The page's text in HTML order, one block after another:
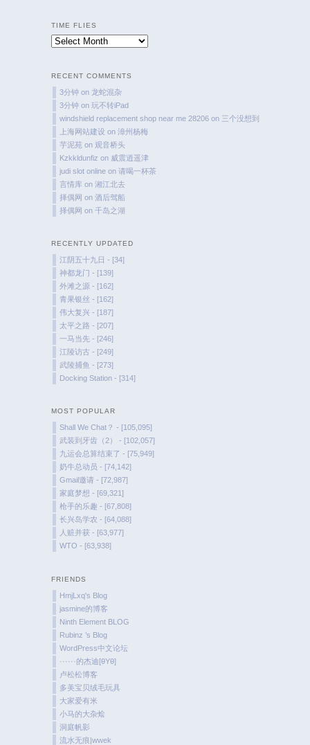
TIME FLIES
Time
RECENT COMMENTS
3分钟 on 龙蛇混杂
3分钟 on玩不转iPad
windshield replacement shop near me 28206 on 三个没想到
上海网站建设 on漳州杨梅
芋泥苑 on 观音桥头
Kzkkldunfiz on 威震逍遥津
judi slot online on请喝一杯茶
言情库 on湘江北去
择偶网 on酒后驾船
择偶网 on千岛之湖
RECENTLY UPDATED
江阴五十九日 - [34]
神都龙门 - [139]
外滩之源 - [162]
青果银丝 - [162]
伟大复兴 - [187]
太平之路 - [207]
一马当先 - [246]
江陵访古 - [249]
武陵捕鱼 - [273]
Docking Station - [314]
MOST POPULAR
Shall We Chat？ - [105,095]
武装到牙齿（2） - [102,057]
九运会总算结束了 - [75,949]
奶牛总动员 - [74,142]
Gmail邀请 - [72,987]
家庭梦想 - [69,321]
枪手的乐趣 - [67,808]
长兴岛学农 - [64,088]
人赃并获 - [63,977]
WTO - [63,938]
FRIENDS
HmjLxq's Blog
jasmine的博客
Ninth Element BLOG
Rubinz ’s Blog
WordPress中文论坛
······的杰迪[θYθ]
卢松松博客
多美宝贝绒毛玩具
大家爱有米
小马的大杂烩
洞庭帆影
流水无痕|wwek